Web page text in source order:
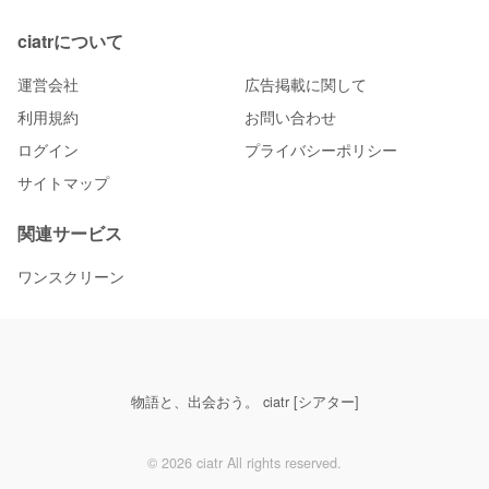
ciatrについて
運営会社
広告掲載に関して
利用規約
お問い合わせ
ログイン
プライバシーポリシー
サイトマップ
関連サービス
ワンスクリーン
物語と、出会おう。 ciatr [シアター]
© 2026 ciatr All rights reserved.